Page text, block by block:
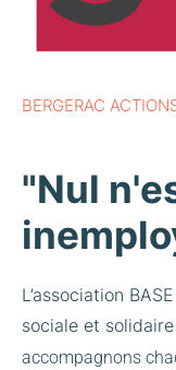
BERGERAC
"Nul
L’association
sociale et
accompagnons